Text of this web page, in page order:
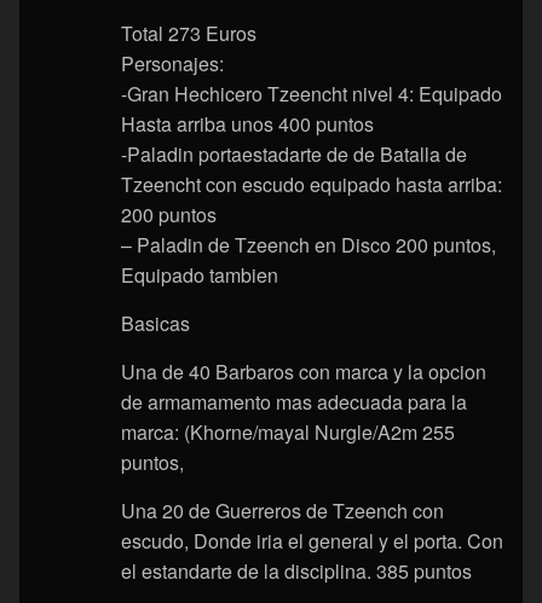
Total 273 Euros
Personajes:
-Gran Hechicero Tzeencht nivel 4: Equipado
Hasta arriba unos 400 puntos
-Paladin portaestadarte de de Batalla de
Tzeencht con escudo equipado hasta arriba:
200 puntos
– Paladin de Tzeench en Disco 200 puntos,
Equipado tambien
Basicas
Una de 40 Barbaros con marca y la opcion
de armamamento mas adecuada para la
marca: (Khorne/mayal Nurgle/A2m 255
puntos,
Una 20 de Guerreros de Tzeench con
escudo, Donde iria el general y el porta. Con
el estandarte de la disciplina. 385 puntos